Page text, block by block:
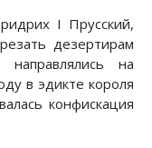
I Прусский,
дезертирам
на
в эдикте короля
конфискация